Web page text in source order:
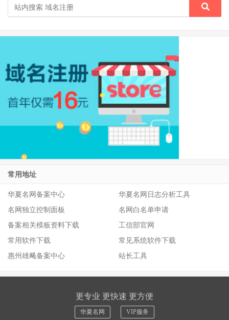
常用地址
华夏名网备案中心
华夏名网日志分析工具
名网独立控制面板
名网白名单申请
备案相关模板资料下载
工信部官网
常用软件下载
常见系统软件下载
惠州雄飚备案中心
站长工具
更专业 更快速 更方便
华夏名网 VIP服务